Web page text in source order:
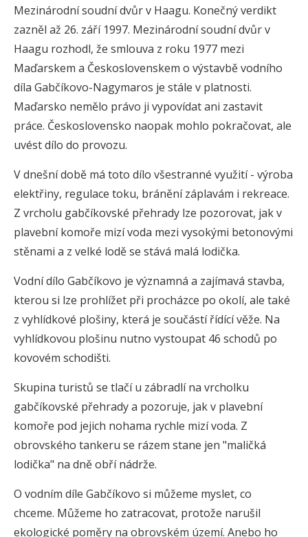
Mezinárodní soudní dvůr v Haagu. Konečný verdikt
zazněl až 26. září 1997. Mezinárodní soudní dvůr v
Haagu rozhodl, že smlouva z roku 1977 mezi
Maďarskem a Československem o výstavbě vodního
díla Gabčíkovo-Nagymaros je stále v platnosti.
Maďarsko nemělo právo ji vypovídat ani zastavit
práce. Československo naopak mohlo pokračovat, ale
uvést dílo do provozu.
V dnešní době má toto dílo všestranné využití - výroba
elektřiny, regulace toku, bránění záplavám i rekreace.
Z vrcholu gabčíkovské přehrady lze pozorovat, jak v
plavební komoře mizí voda mezi vysokými betonovými
stěnami a z velké lodě se stává malá lodička.
Vodní dílo Gabčíkovo je významná a zajímavá stavba,
kterou si lze prohlížet při procházce po okolí, ale také
z vyhlídkové plošiny, která je součástí řídící věže. Na
vyhlídkovou plošinu nutno vystoupat 46 schodů po
kovovém schodišti.
Skupina turistů se tlačí u zábradlí na vrcholku
gabčíkovské přehrady a pozoruje, jak v plavební
komoře pod jejich nohama rychle mizí voda. Z
obrovského tankeru se rázem stane jen "maličká
lodička" na dně obří nádrže.
O vodním díle Gabčíkovo si můžeme myslet, co
chceme. Můžeme ho zatracovat, protože narušil
ekologické poměry na obrovském území. Anebo ho